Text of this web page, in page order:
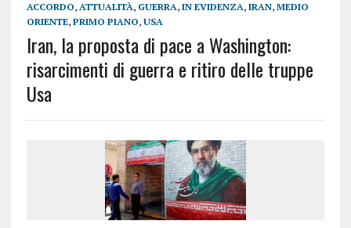
ACCORDO, ATTUALITÀ, GUERRA, IN EVIDENZA, IRAN, MEDIO
ORIENTE, PRIMO PIANO, USA
Iran, la proposta di pace a Washington:
risarcimenti di guerra e ritiro delle truppe
Usa